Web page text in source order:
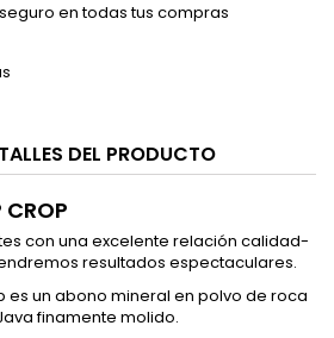
en todas tus compras
DEL PRODUCTO
CROP
con una excelente relación calidad-
resultados espectaculares.
es un abono mineral en polvo de roca
finamente molido.